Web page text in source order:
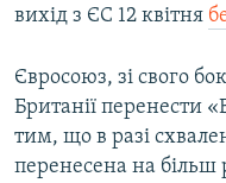
вихід з ЄС 12 квітня
Євросоюз, зі свого
Британії перенести
тим, що в разі
перенесена на